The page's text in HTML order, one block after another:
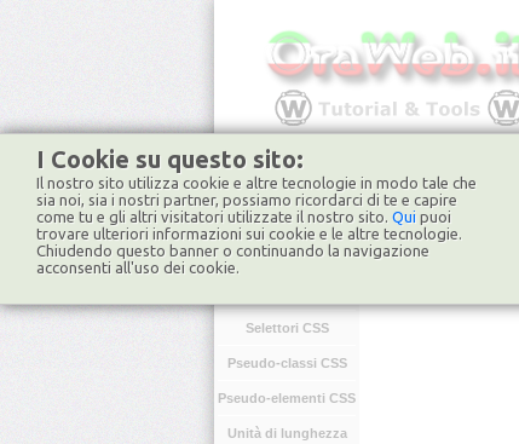
HOME FORUM
CSS
Selettori CSS
Pseudo-classi CSS
Pseudo-elementi CSS
Unità di lunghezza
I Cookie su questo sito:
Il nostro sito utilizza cookie e altre tecnologie in modo tale che
sia noi, sia i nostri partner, possiamo ricordarci di te e capire
come tu e gli altri visitatori utilizzate il nostro sito. Qui puoi
trovare ulteriori informazioni sui cookie e le altre tecnologie.
Chiudendo questo banner o continuando la navigazione
acconsenti all'uso dei cookie.